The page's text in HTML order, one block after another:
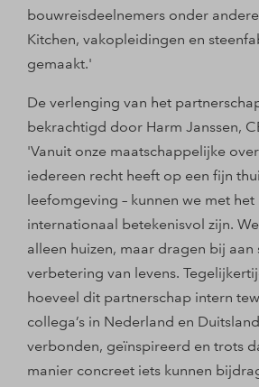
bouwreisdeelnemers onder
Kitchen, vakopleidingen en
gemaakt.'
De verlenging van het
bekrachtigd door Harm Janssen,
'Vanuit onze maatschappelijke
iedereen recht heeft op een fijn
leefomgeving – kunnen we met
internationaal betekenisvol zijn.
alleen huizen, maar dragen bij aan
verbetering van levens.
hoeveel dit partnerschap intern
collega’s in Nederland en
verbonden, geïnspireerd en trots
manier concreet iets kunnen